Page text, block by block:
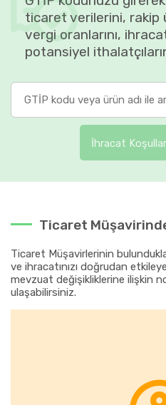
ticaret verilerini, rakip
vergi oranlarını,
potansiyel
İhracat
Ticaret
Ticaret Müşavirlerinin
ve ihracatınızı doğrudan
mevzuat değişikliklerine ilişkin
ulaşabilirsiniz.